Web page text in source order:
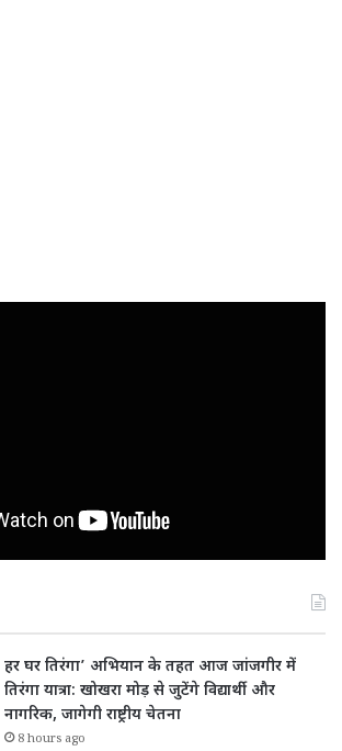
हर घर तिरंगा’ अभियान के तहत आज जांजगीर में
तिरंगा यात्रा: खोखरा मोड़ से जुटेंगे विद्यार्थी और
नागरिक, जागेगी राष्ट्रीय चेतना
8 hours ago